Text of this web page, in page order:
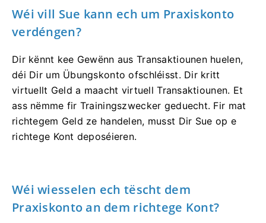
Wéi vill Sue kann ech um Praxiskonto
verdéngen?
Dir kënnt kee Gewënn aus Transaktiounen huelen,
déi Dir um Übungskonto ofschléisst. Dir kritt
virtuellt Geld a maacht virtuell Transaktiounen. Et
ass nëmme fir Trainingszwecker geduecht. Fir mat
richtegem Geld ze handelen, musst Dir Sue op e
richtege Kont deposéieren.
Wéi wiesselen ech tëscht dem
Praxiskonto an dem richtege Kont?